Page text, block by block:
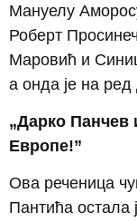
Мануелу
Роберт
Маровић и
а онда је на ред
„Дарко Панчев
Европе!”
Ова реченица
Пантића остала